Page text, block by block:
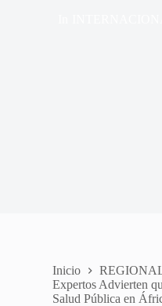
Inicio
Expertos Advierten
Salud Pública en